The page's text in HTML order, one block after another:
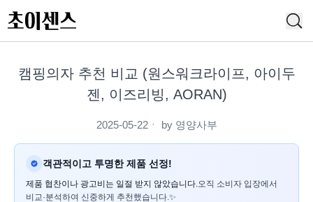
캠핑의자 추천 비교 (원스워크라이프, 아이두
젠, 이즈리빙, AORAN)
2025-05-22ㆍ by 영양사부
객관적이고 투명한 제품 선정!
제품 협찬이나 광고비는 일절 받지 않았습니다.오직 소비자 입장에서
비교·분석하여 신중하게 추천했습니다.✨